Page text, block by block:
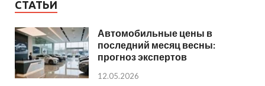
СТАТЬИ
Автомобильные цены в
последний месяц весны:
прогноз экспертов
12.05.2026